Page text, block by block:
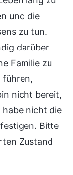
und die
zu tun.
darüber
Familie zu
führen,
nicht bereit,
habe nicht die
Bitte
Zustand